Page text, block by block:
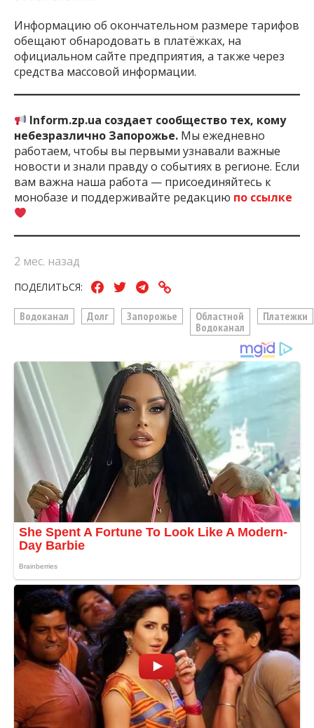
Информацию об окончательном размере тарифов
обещают обнародовать в платёжках, на
официальном сайте предприятия, а также через
средства массовой информации.
Inform.zp.ua создает сообщество тех, кому
небезразлично Запорожье. Мы ежедневно
работаем, чтобы вы первыми узнавали важные
новости и знали правду о событиях в регионе. Если
вам важна наша работа — присоединяйтесь к
монобазе и поддерживайте редакцию по ссылке
2 мес. назад
ПОДЕЛИТЬСЯ:
Водоканал Долг Запорожье
Областной
Водоканал
Платежки